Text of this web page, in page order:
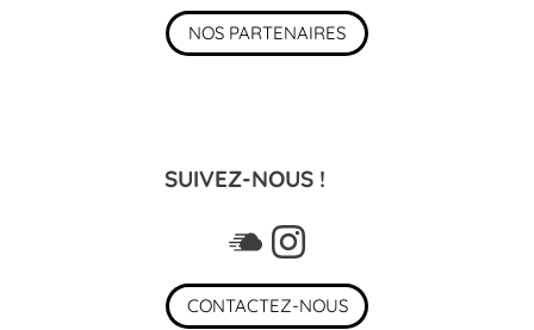
NOS PARTENAIRES
SUIVEZ-NOUS !
CONTACTEZ-NOUS